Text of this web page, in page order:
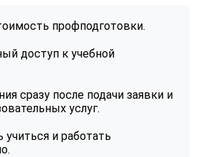
профподготовки.
доступ к учебной
сразу после подачи заявки и
услуг.
и работать